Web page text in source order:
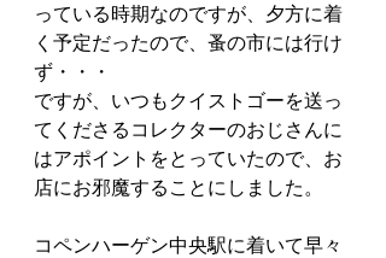
っている時期なのですが、夕方に着
く予定だったので、蚤の市には行け
ず・・・
ですが、いつもクイストゴーを送っ
てくださるコレクターのおじさんに
はアポイントをとっていたので、お
店にお邪魔することにしました。
コペンハーゲン中央駅に着いて早々